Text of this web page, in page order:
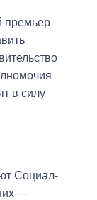
премьер
в силу
Социал-
—